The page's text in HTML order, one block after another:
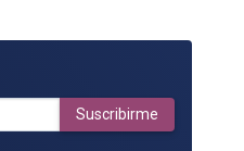
Suscribirme